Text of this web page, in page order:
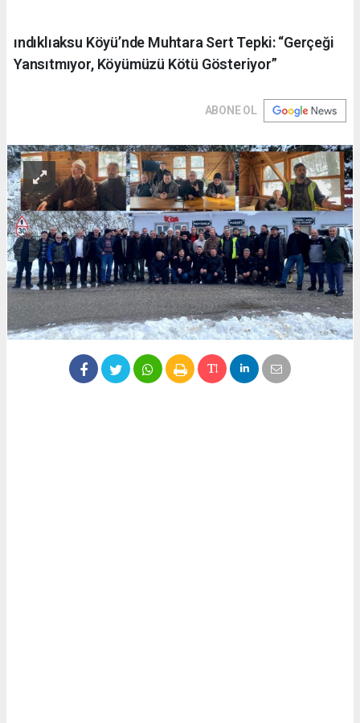
ındıklıaksu Köyü’nde Muhtara Sert Tepki: “Gerçeği
Yansıtmıyor, Köyümüzü Kötü Gösteriyor”
ABONE OL